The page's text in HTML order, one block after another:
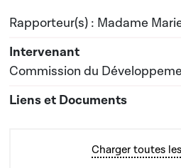
Rapporteur(s) : Madame
Commission du
Charger toutes